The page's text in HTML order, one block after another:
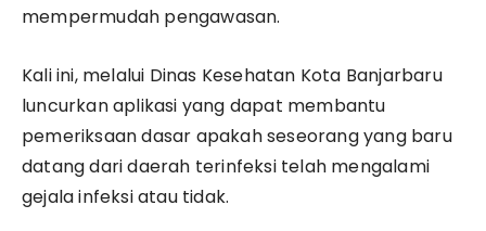
mempermudah pengawasan.
Kali ini, melalui Dinas Kesehatan Kota Banjarbaru
luncurkan aplikasi yang dapat membantu
pemeriksaan dasar apakah seseorang yang baru
datang dari daerah terinfeksi telah mengalami
gejala infeksi atau tidak.